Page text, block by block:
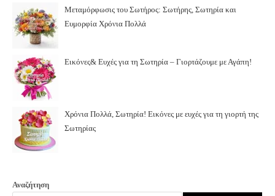
Μεταμόρφωσις του Σωτήρος: Σωτήρης, Σωτηρία και
Ευμορφία Χρόνια Πολλά
Εικόνες& Ευχές για τη Σωτηρία – Γιορτάζουμε με Αγάπη!
Χρόνια Πολλά, Σωτηρία! Εικόνες με ευχές για τη γιορτή της
Σωτηρίας
Αναζήτηση